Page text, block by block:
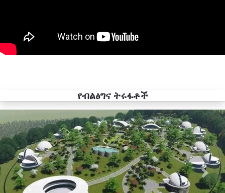
የብልፅግና ትሩፋቶች
Previous Next